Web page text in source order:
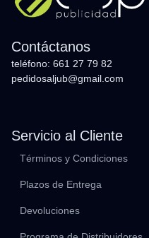
Contáctanos
teléfono: 661 27 79 82
pedidosaljub@gmail.com
Servicio al Cliente
Términos y Condiciones
Plazos de Entrega
Devoluciones